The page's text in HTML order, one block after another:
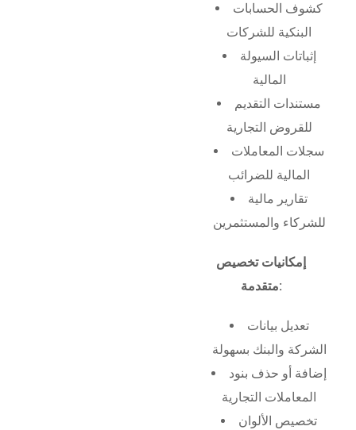
كشوف الحسابات
البنكية للشركات
إثباتات السيولة
المالية
مستندات التقديم
للقروض التجارية
سجلات المعاملات
المالية للضرائب
تقارير مالية
للشركاء والمستثمرين
إمكانيات تخصيص
متقدمة:
تعديل بيانات
الشركة والبنك بسهولة
إضافة أو حذف بنود
المعاملات التجارية
تخصيص الألوان